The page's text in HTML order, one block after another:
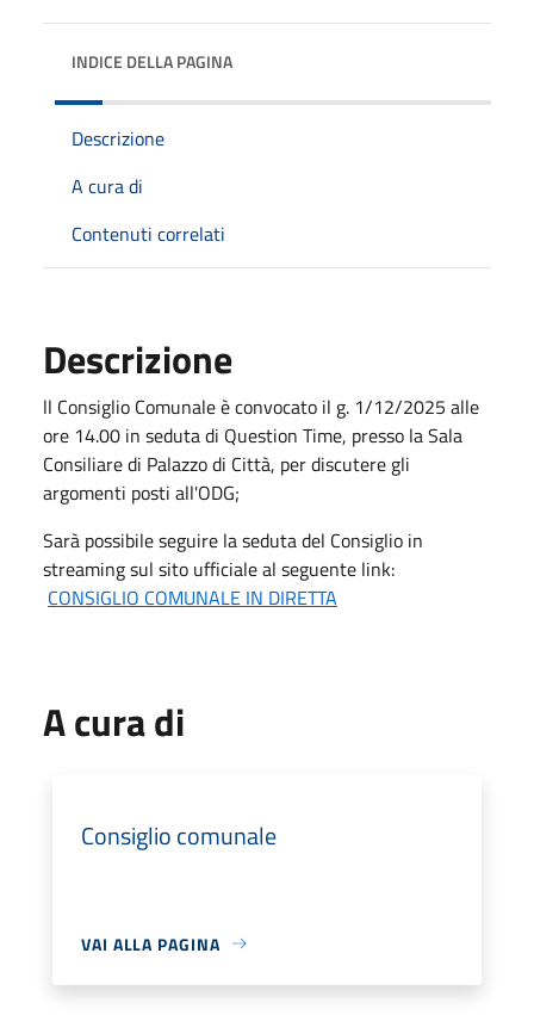
INDICE DELLA PAGINA
Descrizione
A cura di
Contenuti correlati
Descrizione
ll Consiglio Comunale è convocato il g. 1/12/2025 alle
ore 14.00 in seduta di Question Time, presso la Sala
Consiliare di Palazzo di Città, per discutere gli
argomenti posti all'ODG;
Sarà possibile seguire la seduta del Consiglio in
streaming sul sito ufficiale al seguente link:
CONSIGLIO COMUNALE IN DIRETTA
A cura di
Consiglio comunale
VAI ALLA PAGINA